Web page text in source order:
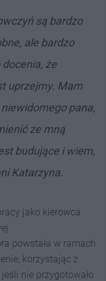
są bardzo
ale bardzo
że
uprzejmy. Mam
pana,
ze mną
budujące i wiem,
Katarzyna.
jako kierowca
powstała w ramach
korzystając z
nie przygotowało